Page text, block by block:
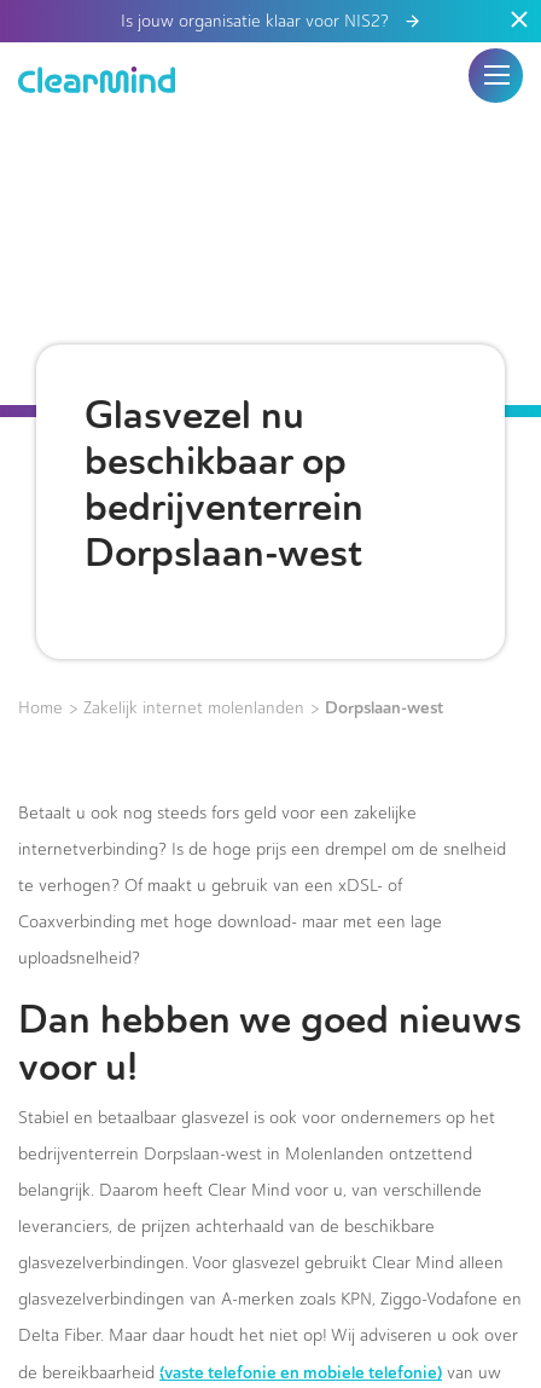
Is jouw organisatie klaar voor NIS2?
Glasvezel nu
beschikbaar op
bedrijventerrein
Dorpslaan-west
Home > Zakelijk internet molenlanden > Dorpslaan-west
Betaalt u ook nog steeds fors geld voor een zakelijke
internetverbinding? Is de hoge prijs een drempel om de snelheid
te verhogen? Of maakt u gebruik van een xDSL- of
Coaxverbinding met hoge download- maar met een lage
uploadsnelheid?
Dan hebben we goed nieuws
voor u!
Stabiel en betaalbaar glasvezel is ook voor ondernemers op het
bedrijventerrein Dorpslaan-west in Molenlanden ontzettend
belangrijk. Daarom heeft Clear Mind voor u, van verschillende
leveranciers, de prijzen achterhaald van de beschikbare
glasvezelverbindingen. Voor glasvezel gebruikt Clear Mind alleen
glasvezelverbindingen van A-merken zoals KPN, Ziggo-Vodafone en
Delta Fiber. Maar daar houdt het niet op! Wij adviseren u ook over
de bereikbaarheid (vaste telefonie en mobiele telefonie) van uw